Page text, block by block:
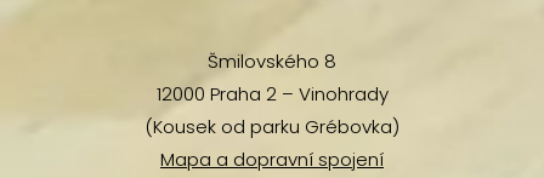
Šmilovského 8
12000 Praha 2 – Vinohrady
(Kousek od parku Grébovka)
Mapa a dopravní spojení